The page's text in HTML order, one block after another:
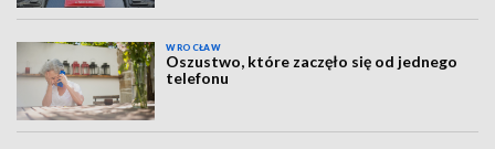
WROCŁAW
Oszustwo, które zaczęło się od jednego
telefonu